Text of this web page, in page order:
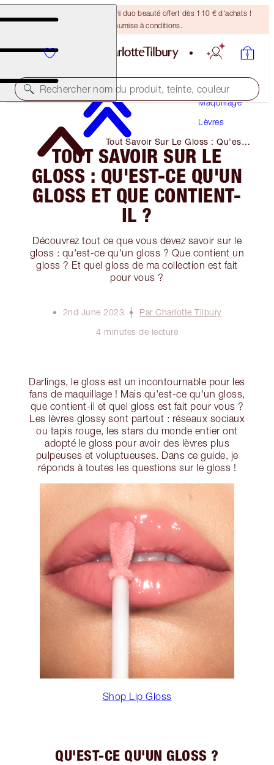
DERNIÈRE CHANCE ! Un mini duo beauté offert dès 110 € d'achats !
Offre soumise à conditions.
Rechercher nom du produit, teinte, couleur
Maquillage
Lèvres
Tout Savoir Sur Le Gloss : Qu'est-
Ce Qu'un Gloss Et Que Contient-
Il ?
TOUT SAVOIR SUR LE
GLOSS : QU'EST-CE QU'UN
GLOSS ET QUE CONTIENT-
IL ?
Découvrez tout ce que vous devez savoir sur le
gloss : qu'est-ce qu'un gloss ? Que contient un
gloss ? Et quel gloss de ma collection est fait
pour vous ?
2nd June 2023
Par Charlotte Tilbury
4 minutes de lecture
Darlings, le gloss est un incontournable pour les
fans de maquillage ! Mais qu'est-ce qu'un gloss,
que contient-il et quel gloss est fait pour vous ?
Les lèvres glossy sont partout : réseaux sociaux
ou tapis rouge, les stars du monde entier ont
adopté le gloss pour avoir des lèvres plus
pulpeuses et voluptueuses. Dans ce guide, je
réponds à toutes les questions sur le gloss !
Shop Lip Gloss
QU'EST-CE QU'UN GLOSS ?